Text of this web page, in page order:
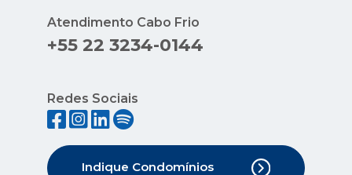
Atendimento Cabo Frio
+55 22 3234-0144
Redes Sociais
Indique Condomínios